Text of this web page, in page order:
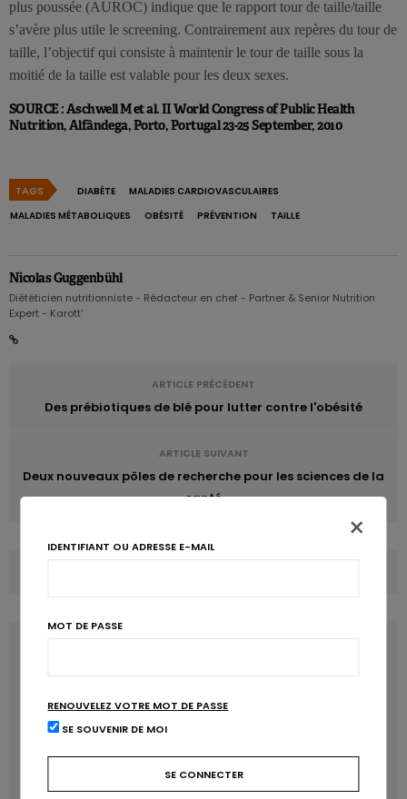
plus poussée (AUROC) indique que le rapport tour de taille/taille
s’avère plus utile le screening. Contrairement aux repères du tour de
taille, l’objectif qui consiste à maintenir le tour de taille sous la
moitié de la taille est valable pour les deux sexes.
SOURCE : Aschwell M et al. II World Congress of Public Health
Nutrition, Alfândega, Porto, Portugal 23-25 September, 2010
TAGS DIABÈTE
MALADIES CARDIOVASCULAIRES
MALADIES MÉTABOLIQUES
OBÉSITÉ PRÉVENTION TAILLE
Nicolas Guggenbühl
Diététicien nutritionniste - Rédacteur en chef - Partner & Senior Nutrition
Expert - Karott'
ARTICLE PRÉCÉDENT
Des prébiotiques de blé pour lutter contre l'obésité
ARTICLE SUIVANT
Deux nouveaux pôles de recherche pour les sciences de la
santé
LATEST POSTS
×
IDENTIFIANT OU ADRESSE E-MAIL
MOT DE PASSE
RENOUVELEZ VOTRE MOT DE PASSE
SE SOUVENIR DE MOI